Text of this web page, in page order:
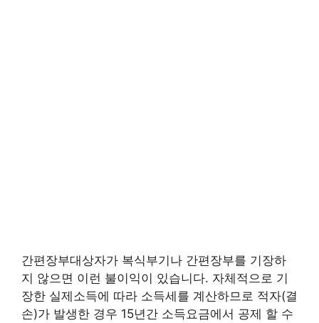
간편장부대상자가 복식부기나 간편장부를 기장하
지 않으면 이런 불이익이 있습니다. 자체적으로 기
장한 실제소득에 따라 소득세를 계산하므로 적자(결
손)가 발생한 경우 15년간 소득요금에서 공제 할 수